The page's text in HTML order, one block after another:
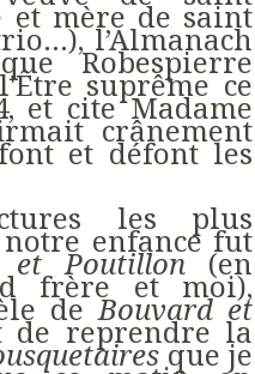
et mère de saint
l’Almanach
Robespierre
suprême ce
et cite Madame
crânement
et défont les
les plus
enfance fut
et Poutillon(en
frère et moi),
deBouvard et
de reprendre la
que je